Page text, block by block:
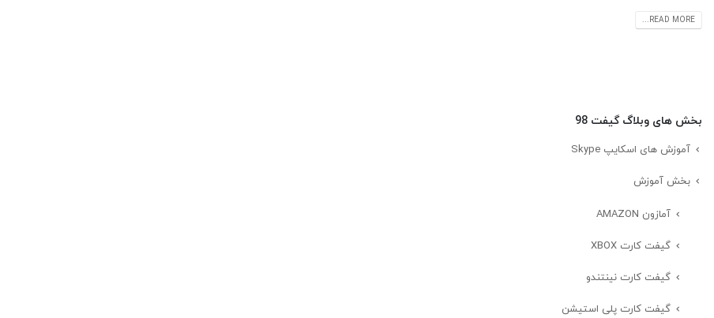
READ MORE...
بخش های وبلاگ گیفت 98
آموزش های اسکایپ Skype
بخش آموزش
آمازون AMAZON
گیفت کارت XBOX
گیفت کارت نینتندو
گیفت کارت پلی استیشن